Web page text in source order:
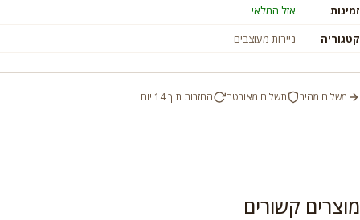
זמינות
אזל המלאי
קטגוריה
ניירות מעוצבים
משלוח מהיר תשלום מאובטח החזרות תוך 14 יום
מוצרים קשורים